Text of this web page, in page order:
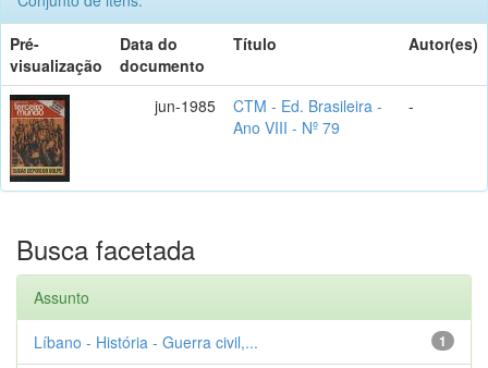
Pré-
visualização
Data do
documento
Título Autor(es)
jun-1985
CTM - Ed. Brasileira -
Ano VIII - Nº 79
-
Busca facetada
Assunto
1
Líbano - História - Guerra civil,...